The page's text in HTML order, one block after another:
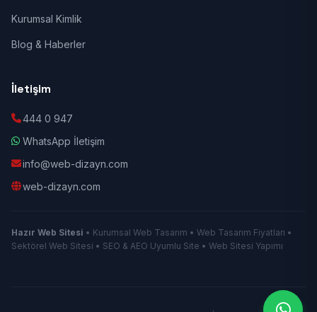
Kurumsal Kimlik
Blog & Haberler
İletişim
444 0 947
WhatsApp İletişim
info@web-dizayn.com
web-dizayn.com
Hazır Web Sitesi • Kurumsal Web Tasarım • Web Tasarım Fiyatları •
Sektörel Web Sitesi • SEO & AEO Uyumlu Site • Web Sitesi Yapımı